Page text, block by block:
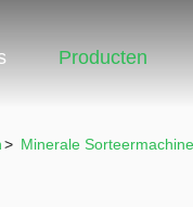
Producten
> Minerale Sorteermachine